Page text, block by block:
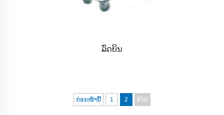
ລົດບິນ
ກ່ອນໜ້ານີ້ 1 2 ຕໍ່ໄປ